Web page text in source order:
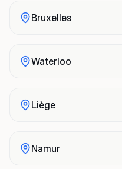
Bruxelles
Waterloo
Liège
Namur